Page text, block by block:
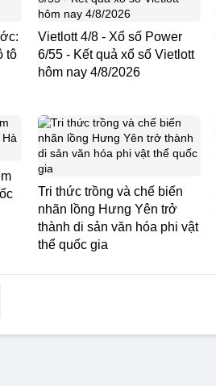
tô
Vietlott 4/8 - Xổ số Power
6/55 - Kết quả xổ số Vietlott
hôm nay 4/8/2026
Tri thức trồng và chế biến
nhãn lồng Hưng Yên trở
thành di sản văn hóa phi vật
thể quốc gia